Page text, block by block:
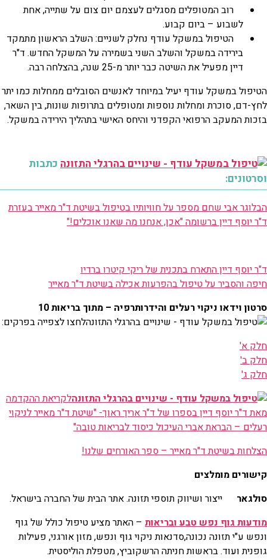
רוב המטופלים מסגלים לעצמם יום צום על שתייה, אחת
לשבוע – ביום קבוע.
הטיפול במשקל עודף נחלק לשניים: השלב הראשון מתמקד
בירידה במשקל והשלב השני בשמירה על המשקל החדש. ד"ר
דיין מפעיל את השיטה כבר יותר מ-25 שנה, בהצלחה רבה.
הטיפול במשקל עודף יעיל במיוחד לאנשים הסובלים ממחלות כמו יתר
לחץ-דם, סוכרת ומחלות נוספות ומטופלים בתרופות שונות, בין השאר,
בזכות המעקב הרפואי הקפדני והיחס האישי בתהליך הירידה במשקל.
כתבות
וסרטונים:
הבלוגר אבי שחם מספר על חוויותיו בטיפול בשיטת ד"ר מאייר בעזרת
ד"ר יוסף דיין ברשומה "אכן, אנחנו מה שאנו אוכלים!"
ד"ר יוסף דיין התארח בתכנית של ריקי קיטרו ברדיו
חיפה והסביר על טיפול בהפרעות אכילה בשיטת ד"ר מאייר
סרטון וידאו ניקוי רעלים והידרותרפיה – מתוך בריאות 10
לחצו לצפייה בפרקים:
חלק א'
חלק ב'
חלק ג'
לקריאת ההקדמה
מאת ד"ר יוסף דיין בספרו של ד"ר אריך ראוך- "שיטת ד"ר מאייר לניקוי
רעלים – הבראת אברי העיכול כיסוד לבריאות טובה"
הצלחות בשיטת ד"ר מאייר – ספר האורחים שלנו!
קישורים מומלצים
סולגאר
ייצור ושיווק תוספי תזונה. אתר הבית של החברה בישראל.
מודעות גוף נפש טבע ובריאות – האתר מציע טיפול כולל של גוף
ונפש ע"י תזונה נכונה,סדנאות ניקוי גוף ונפש, מזון אורגני, פעילות
גופנית ועוד. בראשות חניתה הרשקוביץ, מטפלת הוליסטית.